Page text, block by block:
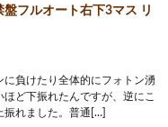
盤フルオート右下3マス リ
負けたり全体的にフォトン湧
ど下振れたんですが、逆にこ
振れました。普通[…]